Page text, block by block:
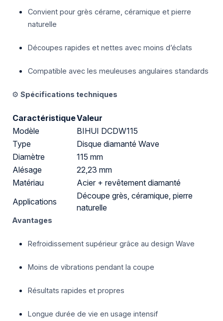
Convient pour grès cérame, céramique et pierre
naturelle
Découpes rapides et nettes avec moins d’éclats
Compatible avec les meuleuses angulaires standards
⚙️ Spécifications techniques
CaractéristiqueValeur
Modèle
BIHUI DCDW115
Type
Disque diamanté Wave
Diamètre
115 mm
Alésage
22,23 mm
Matériau
Acier + revêtement diamanté
Applications
Découpe grès, céramique, pierre
naturelle
Avantages
Refroidissement supérieur grâce au design Wave
Moins de vibrations pendant la coupe
Résultats rapides et propres
Longue durée de vie en usage intensif